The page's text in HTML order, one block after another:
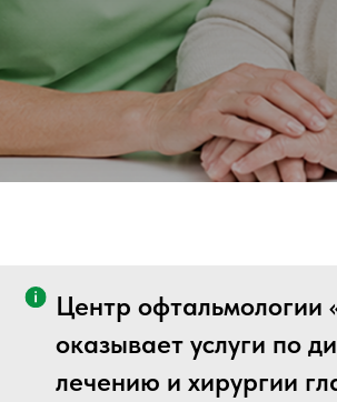
Центр офтальмологии
оказывает услуги по
лечению и хирургии